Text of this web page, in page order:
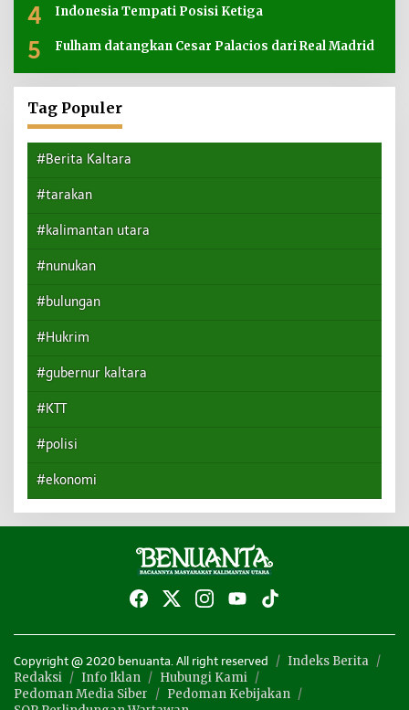
4 Indonesia Tempati Posisi Ketiga
5 Fulham datangkan Cesar Palacios dari Real Madrid
Tag Populer
#Berita Kaltara
#tarakan
#kalimantan utara
#nunukan
#bulungan
#Hukrim
#gubernur kaltara
#KTT
#polisi
#ekonomi
Copyright @ 2020 benuanta. All right reserved
Indeks Berita
Redaksi
Info Iklan
Hubungi Kami
Pedoman Media Siber
Pedoman Kebijakan